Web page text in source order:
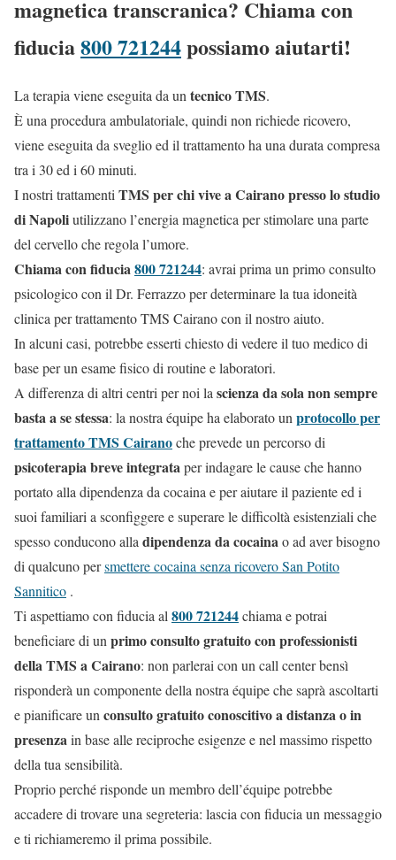
magnetica transcranica? Chiama con
fiducia800 721244possiamo aiutarti!
La terapia viene eseguita da untecnico TMS.
È una procedura ambulatoriale, quindi non richiede ricovero,
viene eseguita da sveglio ed il trattamento ha una durata compresa
tra i 30 ed i 60 minuti.
I nostri trattamentiTMS per chi vive a Cairano presso lo studio
di Napoliutilizzano l’energia magnetica per stimolare una parte
del cervello che regola l’umore.
Chiama con fiducia800 721244: avrai prima un primo consulto
psicologico con il Dr. Ferrazzo per determinare la tua idoneità
clinica per trattamento TMS Cairano con il nostro aiuto.
In alcuni casi, potrebbe esserti chiesto di vedere il tuo medico di
base per un esame fisico di routine e laboratori.
A differenza di altri centri per noi lascienza da sola non sempre
basta a se stessa: la nostra équipe ha elaborato unprotocollo per
trattamento TMS Cairanoche prevede un percorso di
psicoterapia breve integrataper indagare le cause che hanno
portato alla dipendenza da cocaina e per aiutare il paziente ed i
suoi familiari a sconfiggere e superare le difficoltà esistenziali che
spesso conducono alladipendenza da cocainao ad aver bisogno
di qualcuno persmettere cocaina senza ricovero San Potito
Sannitico .
Ti aspettiamo con fiducia al800 721244chiama e potrai
beneficiare di unprimo consulto gratuito con professionisti
della TMS a Cairano: non parlerai con un call center bensì
risponderà un componente della nostra équipe che saprà ascoltarti
e pianificare unconsulto gratuito conoscitivo a distanza o in
presenzain base alle reciproche esigenze e nel massimo rispetto
della tua sensibilità.
Proprio perché risponde un membro dell’équipe potrebbe
accadere di trovare una segreteria: lascia con fiducia un messaggio
e ti richiameremo il prima possibile.